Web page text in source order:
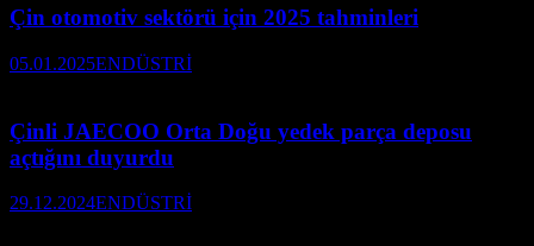
Çin otomotiv sektörü için 2025 tahminleri
05.01.2025ENDÜSTRİ
Çinli JAECOO Orta Doğu yedek parça deposu
açtığını duyurdu
29.12.2024ENDÜSTRİ